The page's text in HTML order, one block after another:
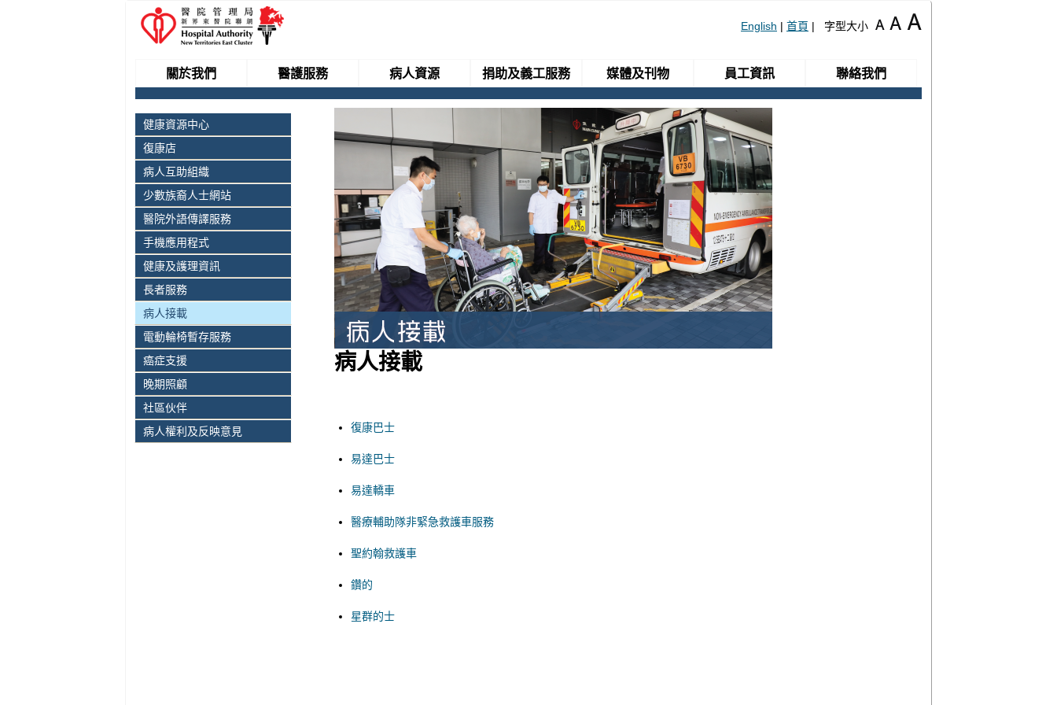
English | 首頁 | 字型大小
關於我們 醫護服務 病人資源 捐助及義工服務 媒體及刊物 員工資訊 聯絡我們
健康資源中心
復康店
病人互助組織
少數族裔人士網站
醫院外語傳譯服務
手機應用程式
健康及護理資訊
長者服務
病人接載
電動輪椅暫存服務
癌症支援
晚期照顧
社區伙伴
病人權利及反映意見
病人接載
復康巴士
易達巴士
易達轎車
醫療輔助隊非緊急救護車服務
聖約翰救護車
鑽的
星群的士